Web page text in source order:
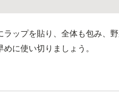
ップを貼り、全体も包み、
に使い切りましょう。